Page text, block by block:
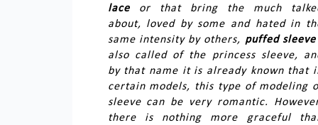
laceor that bring the much
about, loved by some and hated in
same intensity by others, puffed sleeve
also called of the princess sleeve,
by that name it is already known that
certain models, this type of modeling
sleeve can be very romantic.
there is nothing more graceful